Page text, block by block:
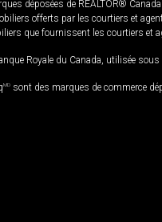
déposées de REALTOR®
offerts par les courtiers et
que fournissent les courtiers et
Royale du Canada, utilisée
MD sont des marques de commerce